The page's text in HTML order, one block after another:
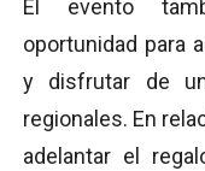
El evento
oportunidad para
y disfrutar de
regionales. En
adelantar el